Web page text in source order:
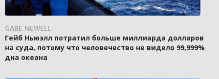
GABE NEWELL
Гейб Ньюэлл потратил больше миллиарда долларов
на суда, потому что человечество не видело 99,999%
дна океана